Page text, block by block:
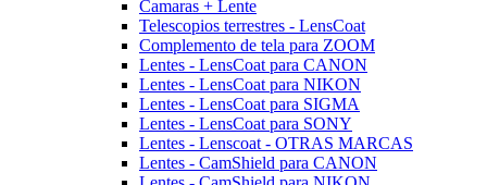
Camaras + Lente
Telescopios terrestres - LensCoat
Complemento de tela para ZOOM
Lentes - LensCoat para CANON
Lentes - LensCoat para NIKON
Lentes - LensCoat para SIGMA
Lentes - LensCoat para SONY
Lentes - Lenscoat - OTRAS MARCAS
Lentes - CamShield para CANON